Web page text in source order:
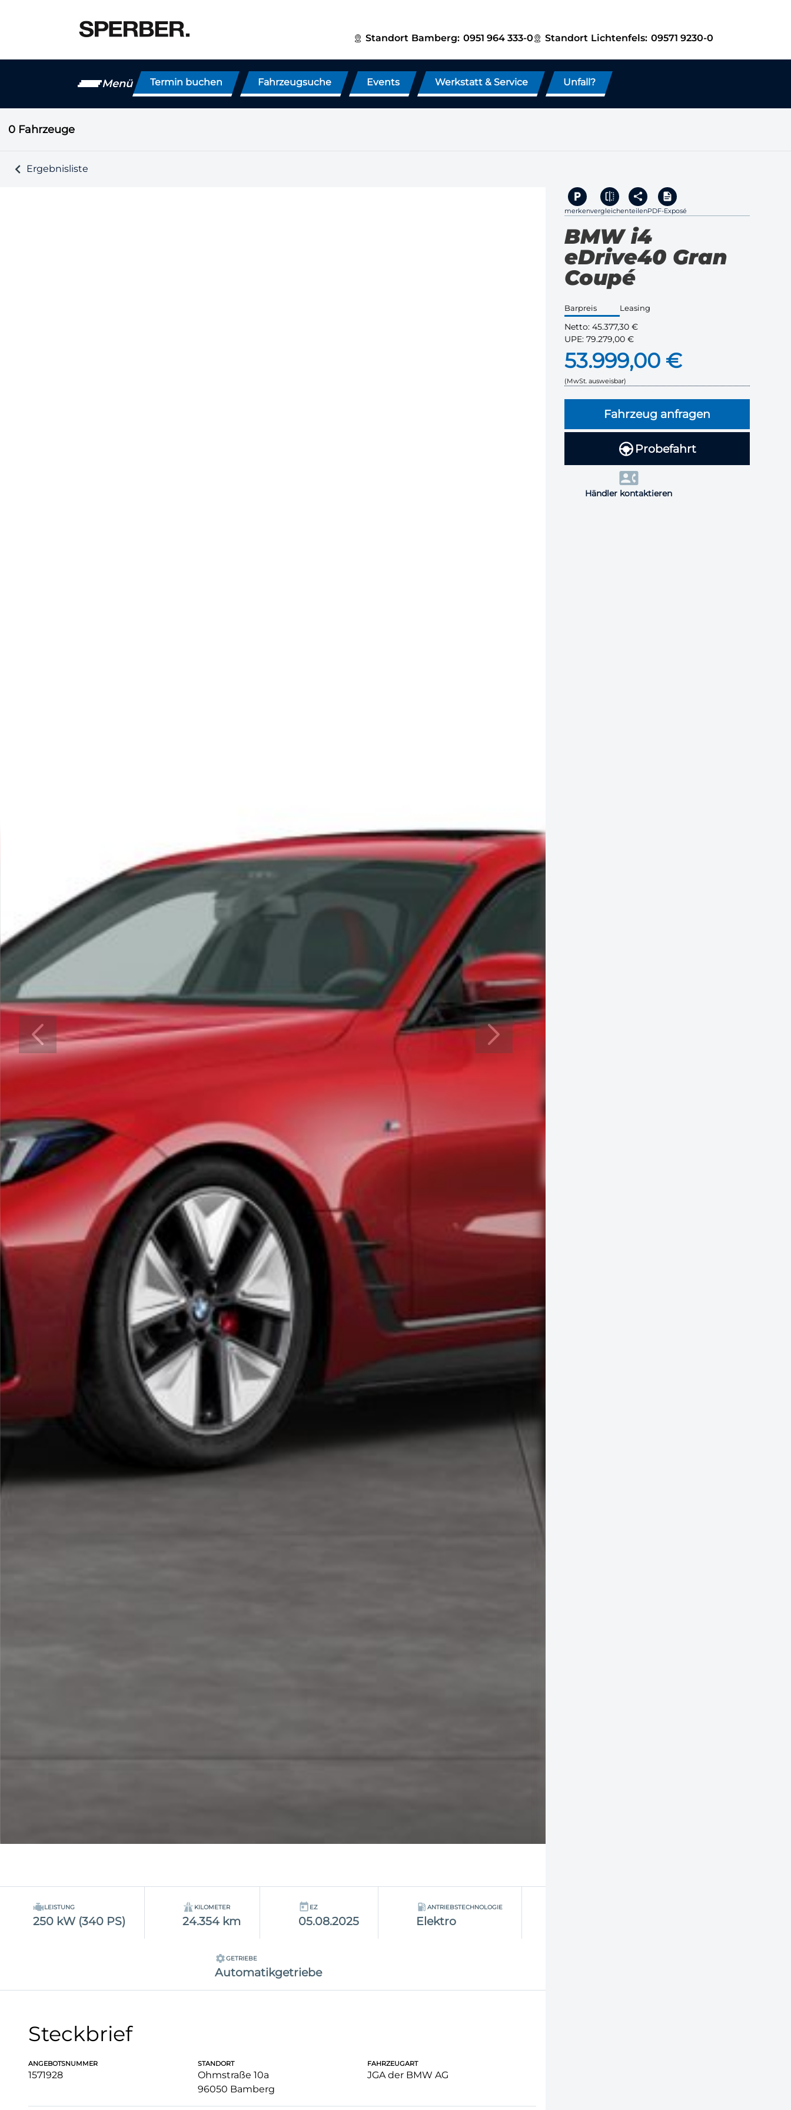
Standort Bamberg: 0951 964 333-0 Standort Lichtenfels: 09571 9230-0
Menü Termin buchen Fahrzeugsuche Events Werkstatt & Service Unfall?
0 Fahrzeuge
Ergebnisliste
LEISTUNG
250 kW (340 PS)
KILOMETER
24.354 km
EZ
05.08.2025
ANTRIEBSTECHNOLOGIE
Elektro
GETRIEBE
Automatikgetriebe
Steckbrief
ANGEBOTSNUMMER
1571928
STANDORT
Ohmstraße 10a
96050 Bamberg
FAHRZEUGART
JGA der BMW AG
merkenvergleichenteilenPDF-Exposé
BMW i4
eDrive40 Gran
Coupé
Barpreis Leasing
Netto:45.377,30 €
UPE:79.279,00 €
53.999,00 €
(MwSt. ausweisbar)
Fahrzeug anfragen
Probefahrt
Händler kontaktieren